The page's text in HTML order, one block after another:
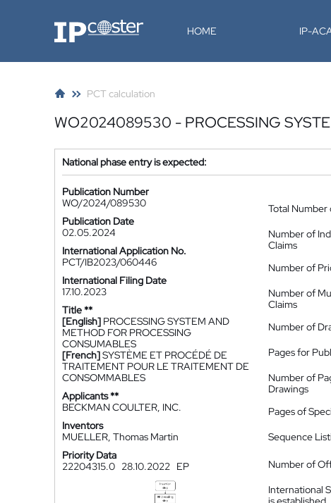
IP-Coster HOME IP-
PCT calculation
WO2024089530 - PROCESSING
National phase entry is expected:
Publication Number
WO/2024/089530
Publication Date
02.05.2024
International Application No.
PCT/IB2023/060446
International Filing Date
17.10.2023
Title **
[English] PROCESSING SYSTEM AND
METHOD FOR PROCESSING
CONSUMABLES
[French]SYSTÈME ET PROCÉDÉ DE
TRAITEMENT POUR LE TRAITEMENT DE
CONSOMMABLES
Applicants **
BECKMAN COULTER, INC.
Inventors
MUELLER, Thomas Martin
Priority Data
22204315.0 28.10.2022 EP
Total
Number of
Claims
Number of
Number of
Claims
Number of
Pages for
Number of
Drawings
Pages of
Sequence
Number of
International